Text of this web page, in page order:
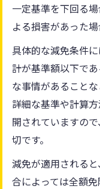
一定基準を下回る
よる損害があった
具体的な減免条件
計が基準額以下で
な事情があること
詳細な基準や計算
開されていますの
切です。
減免が適用される
合によっては全額